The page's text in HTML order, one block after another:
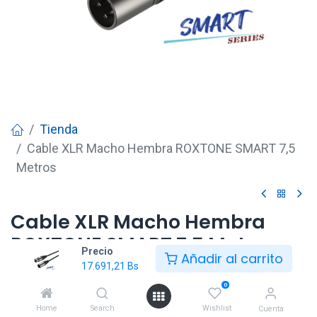
Precio
17.691,21 Bs Añadir al carrito
Home Search
0
Wishlist Cuenta
Tienda
Cable XLR Macho Hembra ROXTONE SMART 7,5
Metros
Cable XLR Macho Hembra
ROXTONE SMART 7,5 Metros
17.691,21 Bs